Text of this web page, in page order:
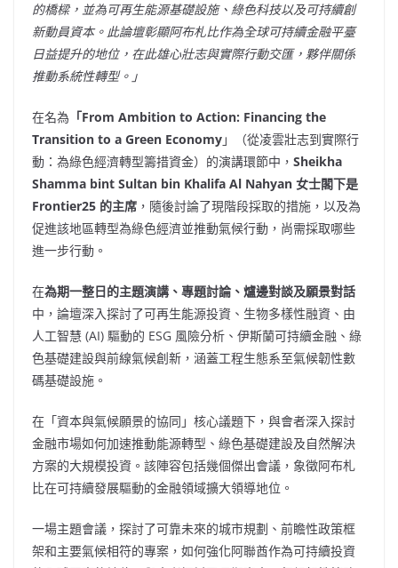
的橋樑，並為可再生能源基礎設施、綠色科技以及可持續創
新動員資本。此論壇彰顯阿布札比作為全球可持續金融平臺
日益提升的地位，在此雄心壯志與實際行動交匯， 夥伴關係
推動系統性轉型。」
在名為 「From Ambition to Action: Financing the
Transition to a Green Economy」（從凌雲壯志到實際行
動：為綠色經濟轉型籌措資金）的演講環節中， Sheikha
Shamma bint Sultan bin Khalifa Al Nahyan 女士閣下是
Frontier25 的主席 ，隨後討論了現階段採取的措施，以及為
促進該地區轉型為綠色經濟並推動氣候行動，尚需採取哪些
進一步行動。
在為期一整日的主題演講、專題討論、爐邊對談及願景對話
中，論壇深入探討了可再生能源投資、生物多樣性融資、由
人工智慧 (AI) 驅動的 ESG 風險分析、伊斯蘭可持續金融、綠
色基礎建設與前線氣候創新，涵蓋工程生態系至氣候韌性數
碼基礎設施。
在「資本與氣候願景的協同」核心議題下，與會者深入探討
金融市場如何加速推動能源轉型、綠色基礎建設及自然解決
方案的大規模投資。該陣容包括幾個傑出會議，象徵阿布札
比在可持續發展驅動的金融領域擴大領導地位。
一場主題會議，探討了可靠未來的城市規劃、前瞻性政策框
架和主要氣候相符的專案，如何強化阿聯酋作為可持續投資